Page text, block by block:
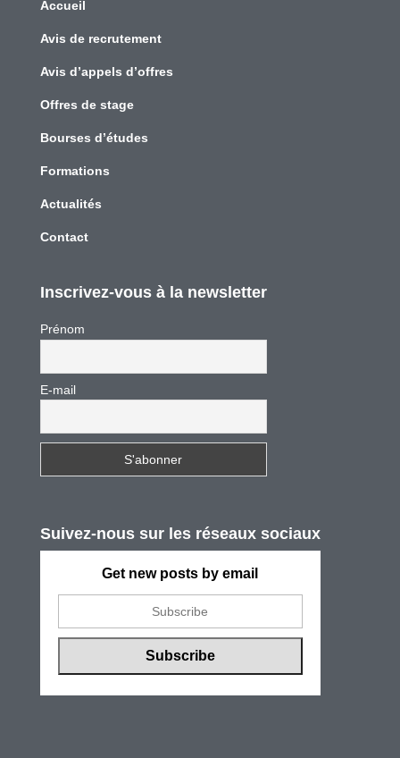
Accueil
Avis de recrutement
Avis d’appels d’offres
Offres de stage
Bourses d’études
Formations
Actualités
Contact
Inscrivez-vous à la newsletter
Prénom
E-mail
Suivez-nous sur les réseaux sociaux
Get new posts by email